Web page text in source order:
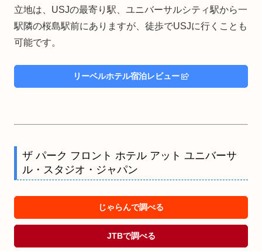
立地は、USJの最寄り駅、ユニバーサルシティ駅から一
駅隣の桜島駅前にありますが、徒歩でUSJに行くことも
可能です。
リーベルホテル宿泊レビュー
ザ パーク フロント ホテル アット ユニバーサ
ル・スタジオ・ジャパン
じゃらんで調べる
JTBで調べる